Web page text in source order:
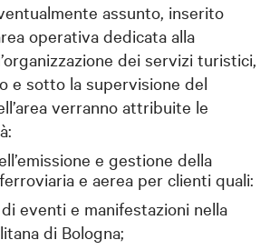
assunto, inserito
operativa dedicata alla
dei servizi turistici,
e sotto la supervisione del
verranno attribuite le
e gestione della
e aerea per clienti quali:
eventi e manifestazioni nella
di Bologna;